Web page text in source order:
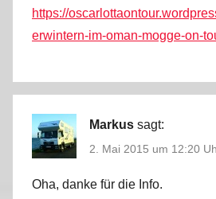
https://
erwintern-im-oman-mogge-on-
Markus sagt:
2. Mai 2015 um 12:20
Oha, danke für die Info.